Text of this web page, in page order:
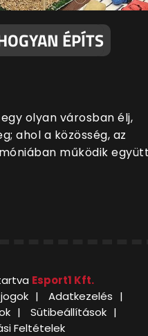
ÉPÍTS
olyan városban élj,
ahol a közösség, az
működik
Esport1 Kft.
Adatkezelés
Sütibeállítások
Feltételek